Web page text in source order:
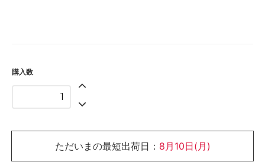
購入数
ただいまの最短出荷日： 8月10日(月)